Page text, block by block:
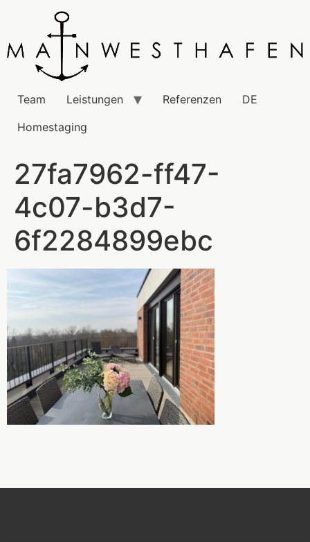
Team Leistungen Referenzen
DE
Homestaging
27fa7962-ff47-
4c07-b3d7-
6f2284899ebc